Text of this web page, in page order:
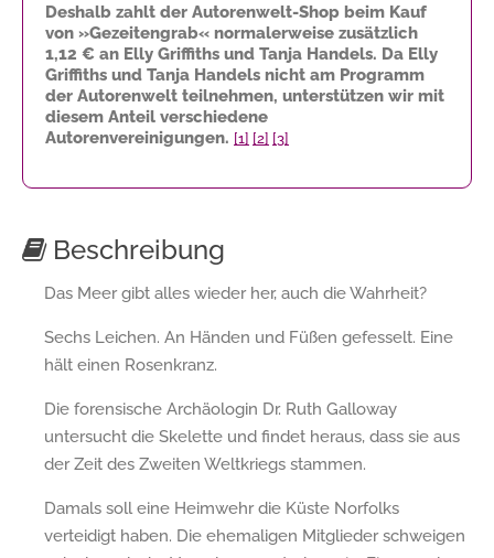
Deshalb zahlt der Autorenwelt-Shop beim Kauf
von »Gezeitengrab« normalerweise zusätzlich
1,12 € an Elly Griffiths und Tanja Handels. Da Elly
Griffiths und Tanja Handels nicht am Programm
der Autorenwelt teilnehmen, unterstützen wir mit
diesem Anteil verschiedene
Autorenvereinigungen. [1] [2] [3]
Beschreibung
Das Meer gibt alles wieder her, auch die Wahrheit?
Sechs Leichen. An Händen und Füßen gefesselt. Eine
hält einen Rosenkranz.
Die forensische Archäologin Dr. Ruth Galloway
untersucht die Skelette und findet heraus, dass sie aus
der Zeit des Zweiten Weltkriegs stammen.
Damals soll eine Heimwehr die Küste Norfolks
verteidigt haben. Die ehemaligen Mitglieder schweigen